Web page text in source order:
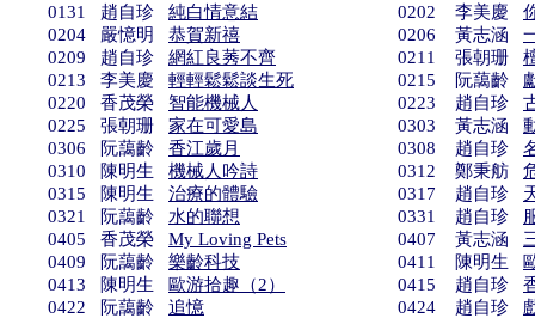
0131 趙自珍 純白情意結
0204 嚴憶明 恭賀新禧
0209 趙自珍 網紅良莠不齊
0213 李美慶 輕輕鬆鬆談生死
0220 香茂榮 智能機械人
0225 張朝珊 家在可愛島
0306 阮藹齡 香江歲月
0310 陳明生 機械人吟詩
0315 陳明生 治療的體驗
0321 阮藹齡 水的聯想
0405 香茂榮 My Loving Pets
0409 阮藹齡 樂齡科技
0413 陳明生 歐游拾趣（2）
0422 阮藹齡 追憶
0202 李美慶
0206 黃志涵
0211 張朝珊
0215 阮藹齡
0223 趙自珍
0303 黃志涵
0308 趙自珍
0312 鄭秉舫
0317 趙自珍
0331 趙自珍
0407 黃志涵
0411 陳明生
0415 趙自珍
0424 趙自珍